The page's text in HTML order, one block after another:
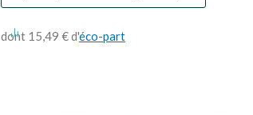
dont 15,49 € d'éco-part